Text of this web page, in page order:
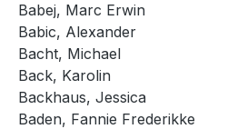
Babej, Marc Erwin
Babic, Alexander
Bacht, Michael
Back, Karolin
Backhaus, Jessica
Baden, Fannie Frederikke